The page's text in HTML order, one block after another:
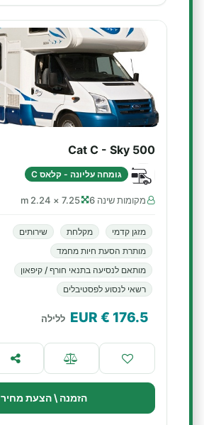
Cat C - Sky 500
גומחה עליונה - קלאס C
מקומות שינה 6 7.25 × 2.24 m
מזגן קדמי מקלחת
שירותים
מותרת הסעת חיות מחמד
מותאם לנסיעה בתנאי חורף / קיפאון
רשאי לנסוע לפסטיבלים
176.5
€ EUR ללילה
הזמנה \ הצעת מחיר